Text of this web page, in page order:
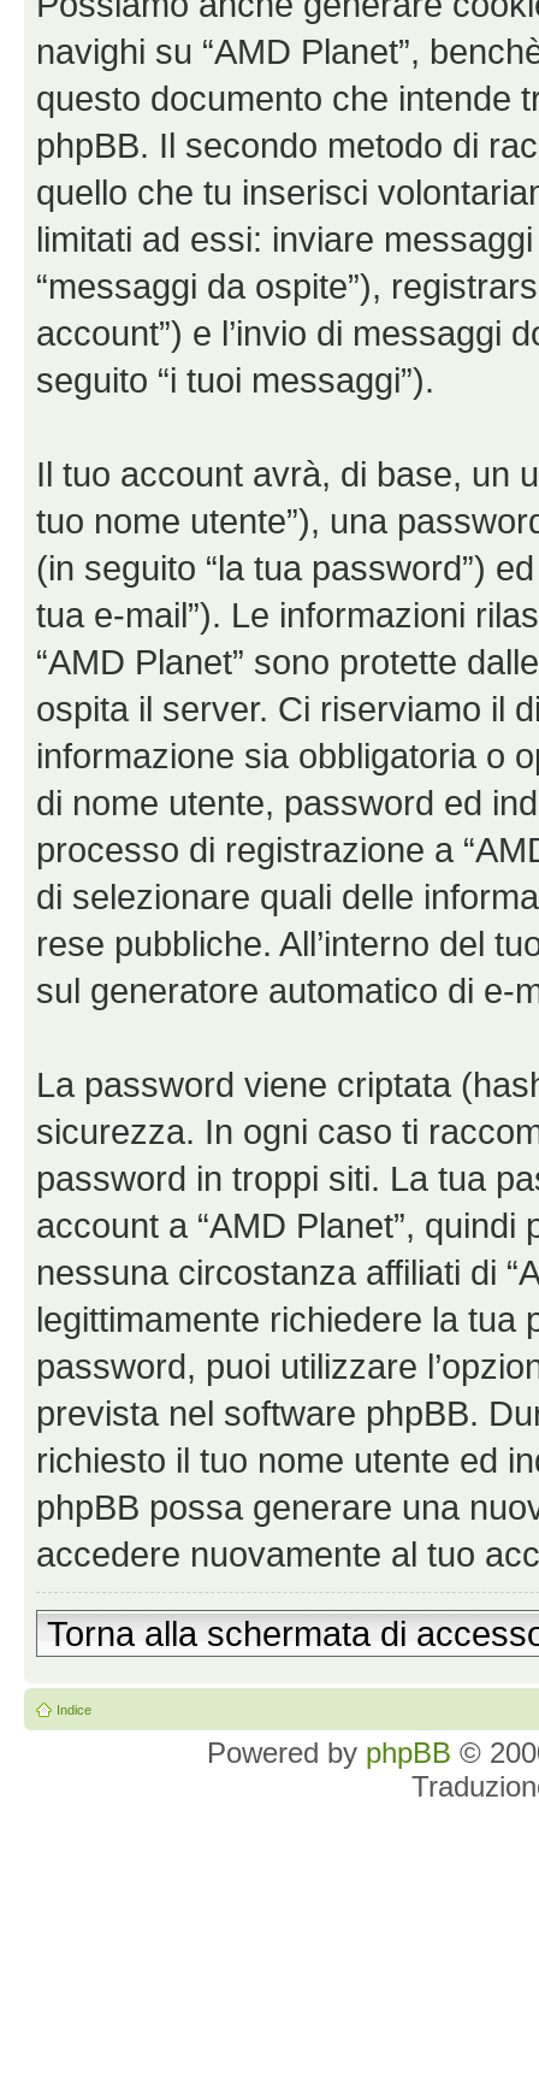
navighi su “AMD Planet”,
questo documento che intende
phpBB. Il secondo metodo di
quello che tu inserisci
limitati ad essi: inviare
“messaggi da ospite”),
account”) e l’invio di messaggi
seguito “i tuoi messaggi”).
Il tuo account avrà, di base, un
tuo nome utente”), una
(in seguito “la tua password”)
tua e-mail”). Le informazioni
“AMD Planet” sono protette
ospita il server. Ci riserviamo il
informazione sia obbligatoria o
di nome utente, password ed
processo di registrazione a
di selezionare quali delle
rese pubbliche. All’interno del
sul generatore automatico di e-
La password viene criptata
sicurezza. In ogni caso ti
password in troppi siti. La tua
account a “AMD Planet”,
nessuna circostanza affiliati di
legittimamente richiedere la tua
password, puoi utilizzare
prevista nel software phpBB.
richiesto il tuo nome utente ed
phpBB possa generare una
accedere nuovamente al tuo
Torna alla schermata di
Indice
Powered by phpBB ©